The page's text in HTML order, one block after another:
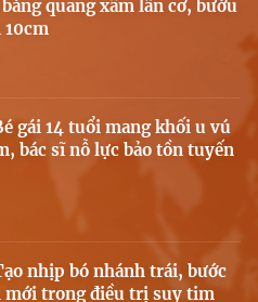
quang xâm lấn cơ, bướu
10cm
gái 14 tuổi mang khối u vú
bác sĩ nỗ lực bảo tồn tuyến
nhịp bó nhánh trái, bước
mới trong điều trị suy tim